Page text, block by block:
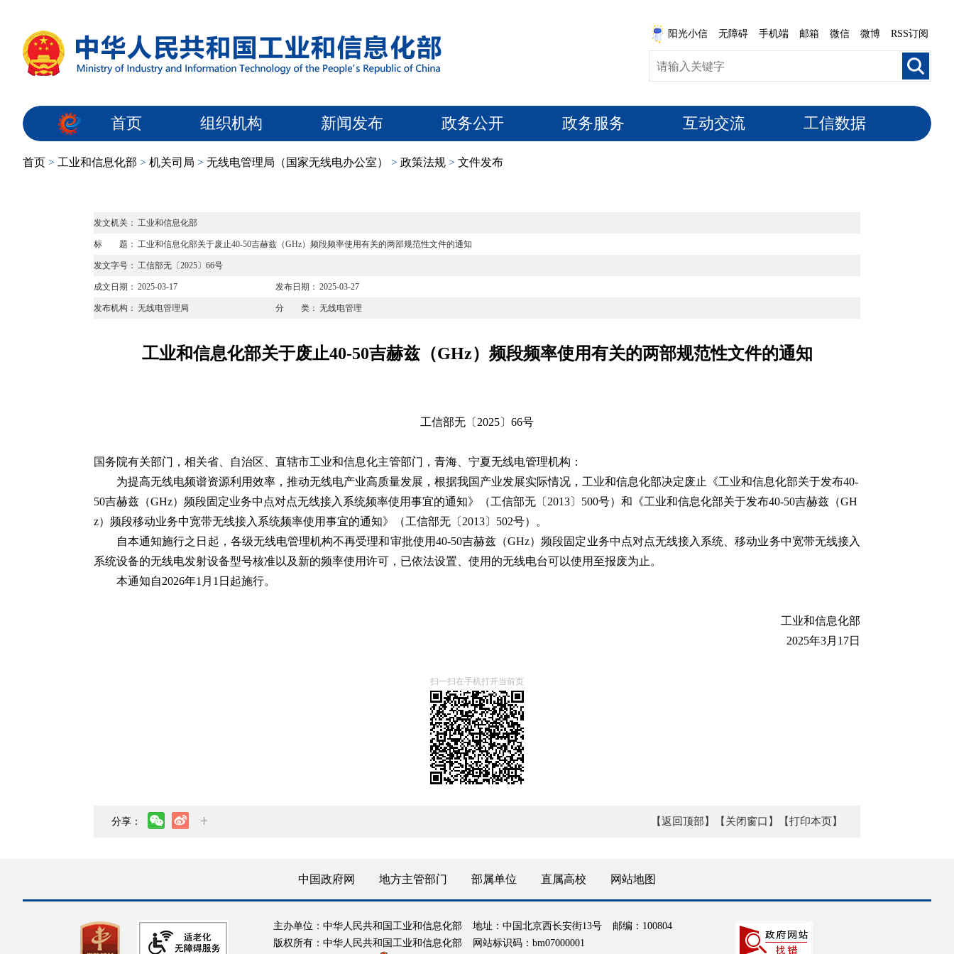
阳光小信 无障碍 手机端 邮箱 微信 微博 RSS订阅
首页 组织机构 新闻发布 政务公开 政务服务 互动交流 工信数据
首页 > 工业和信息化部 > 机关司局 > 无线电管理局（国家无线电办公室） > 政策法规 > 文件发布
发文机关： 工业和信息化部
标 题： 工业和信息化部关于废止40-50吉赫兹（GHz）频段频率使用有关的两部规范性文件的通知
发文字号： 工信部无〔2025〕66号
成文日期： 2025-03-17 发布日期： 2025-03-27
发布机构： 无线电管理局 分 类： 无线电管理
工业和信息化部关于废止40-50吉赫兹（GHz）频段频率使用有关的两部规范性文件的通知
工信部无〔2025〕66号
国务院有关部门，相关省、自治区、直辖市工业和信息化主管部门，青海、宁夏无线电管理机构：
为提高无线电频谱资源利用效率，推动无线电产业高质量发展，根据我国产业发展实际情况，工业和信息化部决定废止《工业和信息化部关于发布40-
50吉赫兹（GHz）频段固定业务中点对点无线接入系统频率使用事宜的通知》（工信部无〔2013〕500号）和《工业和信息化部关于发布40-50吉赫兹（GH
z）频段移动业务中宽带无线接入系统频率使用事宜的通知》（工信部无〔2013〕502号）。
自本通知施行之日起，各级无线电管理机构不再受理和审批使用40-50吉赫兹（GHz）频段固定业务中点对点无线接入系统、移动业务中宽带无线接入
系统设备的无线电发射设备型号核准以及新的频率使用许可，已依法设置、使用的无线电台可以使用至报废为止。
本通知自2026年1月1日起施行。
工业和信息化部
2025年3月17日
扫一扫在手机打开当前页
分享： 【返回顶部】 【关闭窗口】 【打印本页】
中国政府网 地方主管部门 部属单位 直属高校 网站地图
主办单位：中华人民共和国工业和信息化部 地址：中国北京西长安街13号
邮编：100804
版权所有：中华人民共和国工业和信息化部
网站标识码：bm07000001